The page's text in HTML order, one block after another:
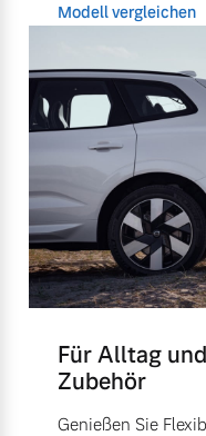
Modell vergleichen
Für Alltag
Zubehör
Genießen Sie